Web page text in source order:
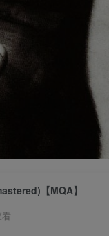
【MQA】